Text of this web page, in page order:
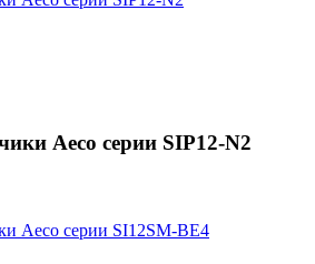
Aeco серии SIP12-N2